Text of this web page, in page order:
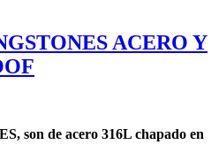
ACERO Y
son de acero 316L chapado en